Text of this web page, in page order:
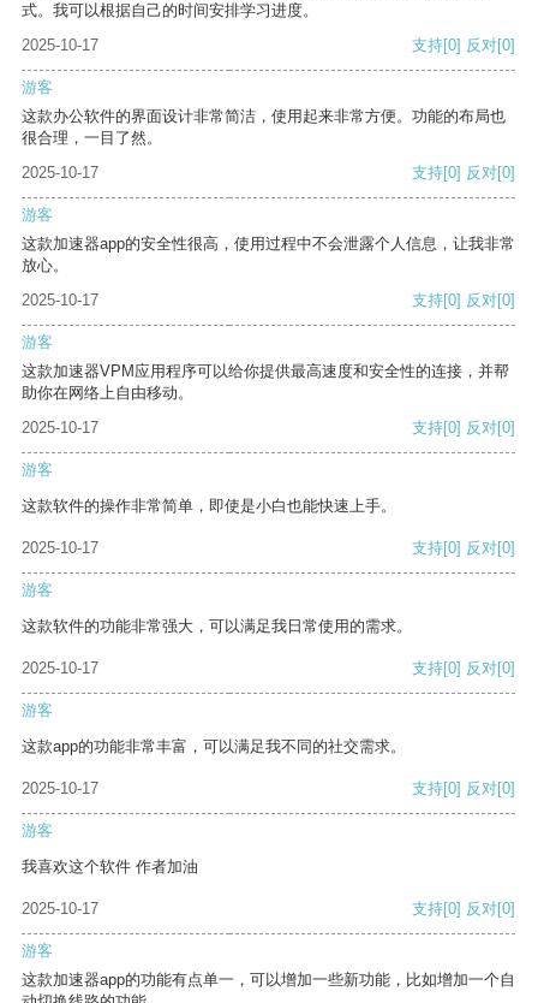
式。我可以根据自己的时间安排学习进度。
2025-10-17
支持[0] 反对[0]
游客
这款办公软件的界面设计非常简洁，使用起来非常方便。功能的布局也
很合理，一目了然。
2025-10-17
支持[0] 反对[0]
游客
这款加速器app的安全性很高，使用过程中不会泄露个人信息，让我非常
放心。
2025-10-17
支持[0] 反对[0]
游客
这款加速器VPM应用程序可以给你提供最高速度和安全性的连接，并帮
助你在网络上自由移动。
2025-10-17
支持[0] 反对[0]
游客
这款软件的操作非常简单，即使是小白也能快速上手。
2025-10-17 支持[0] 反对[0]
游客
这款软件的功能非常强大，可以满足我日常使用的需求。
2025-10-17 支持[0] 反对[0]
游客
这款app的功能非常丰富，可以满足我不同的社交需求。
2025-10-17 支持[0] 反对[0]
游客
我喜欢这个软件 作者加油
2025-10-17 支持[0] 反对[0]
游客
这款加速器app的功能有点单一，可以增加一些新功能，比如增加一个自